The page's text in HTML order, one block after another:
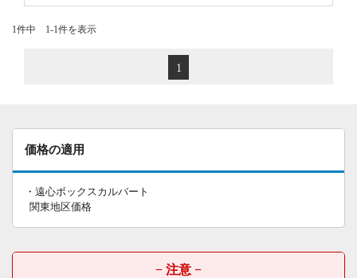
1件中 1-1件を表示
1
価格の適用
・遠心ボックスカルバート
関東地区価格
− 注意 −